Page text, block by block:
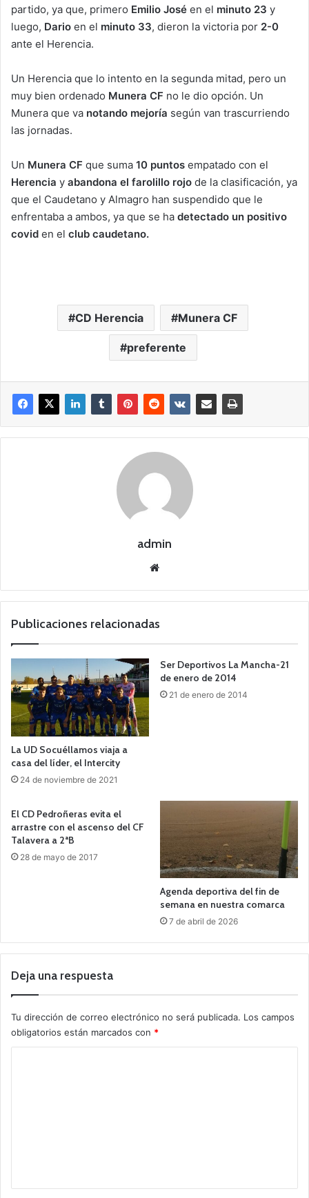
partido, ya que, primero Emilio José en el minuto 23 y
luego, Dario en el minuto 33, dieron la victoria por 2-0
ante el Herencia.
Un Herencia que lo intento en la segunda mitad, pero un
muy bien ordenado Munera CF no le dio opción. Un
Munera que va notando mejoría según van trascurriendo
las jornadas.
Un Munera CF que suma 10 puntos empatado con el
Herencia y abandona el farolillo rojo de la clasificación, ya
que el Caudetano y Almagro han suspendido que le
enfrentaba a ambos, ya que se ha detectado un positivo
covid en el club caudetano.
CD Herencia Munera CF
preferente
admin
we
Publicaciones relacionadas
La UD Socuéllamos viaja a
casa del líder, el Intercity
24 de noviembre de 2021
Ser Deportivos La Mancha-21
de enero de 2014
21 de enero de 2014
El CD Pedroñeras evita el
arrastre con el ascenso del CF
Talavera a 2ªB
28 de mayo de 2017
Agenda deportiva del fin de
semana en nuestra comarca
7 de abril de 2026
Deja una respuesta
Tu dirección de correo electrónico no será publicada. Los campos
obligatorios están marcados con *